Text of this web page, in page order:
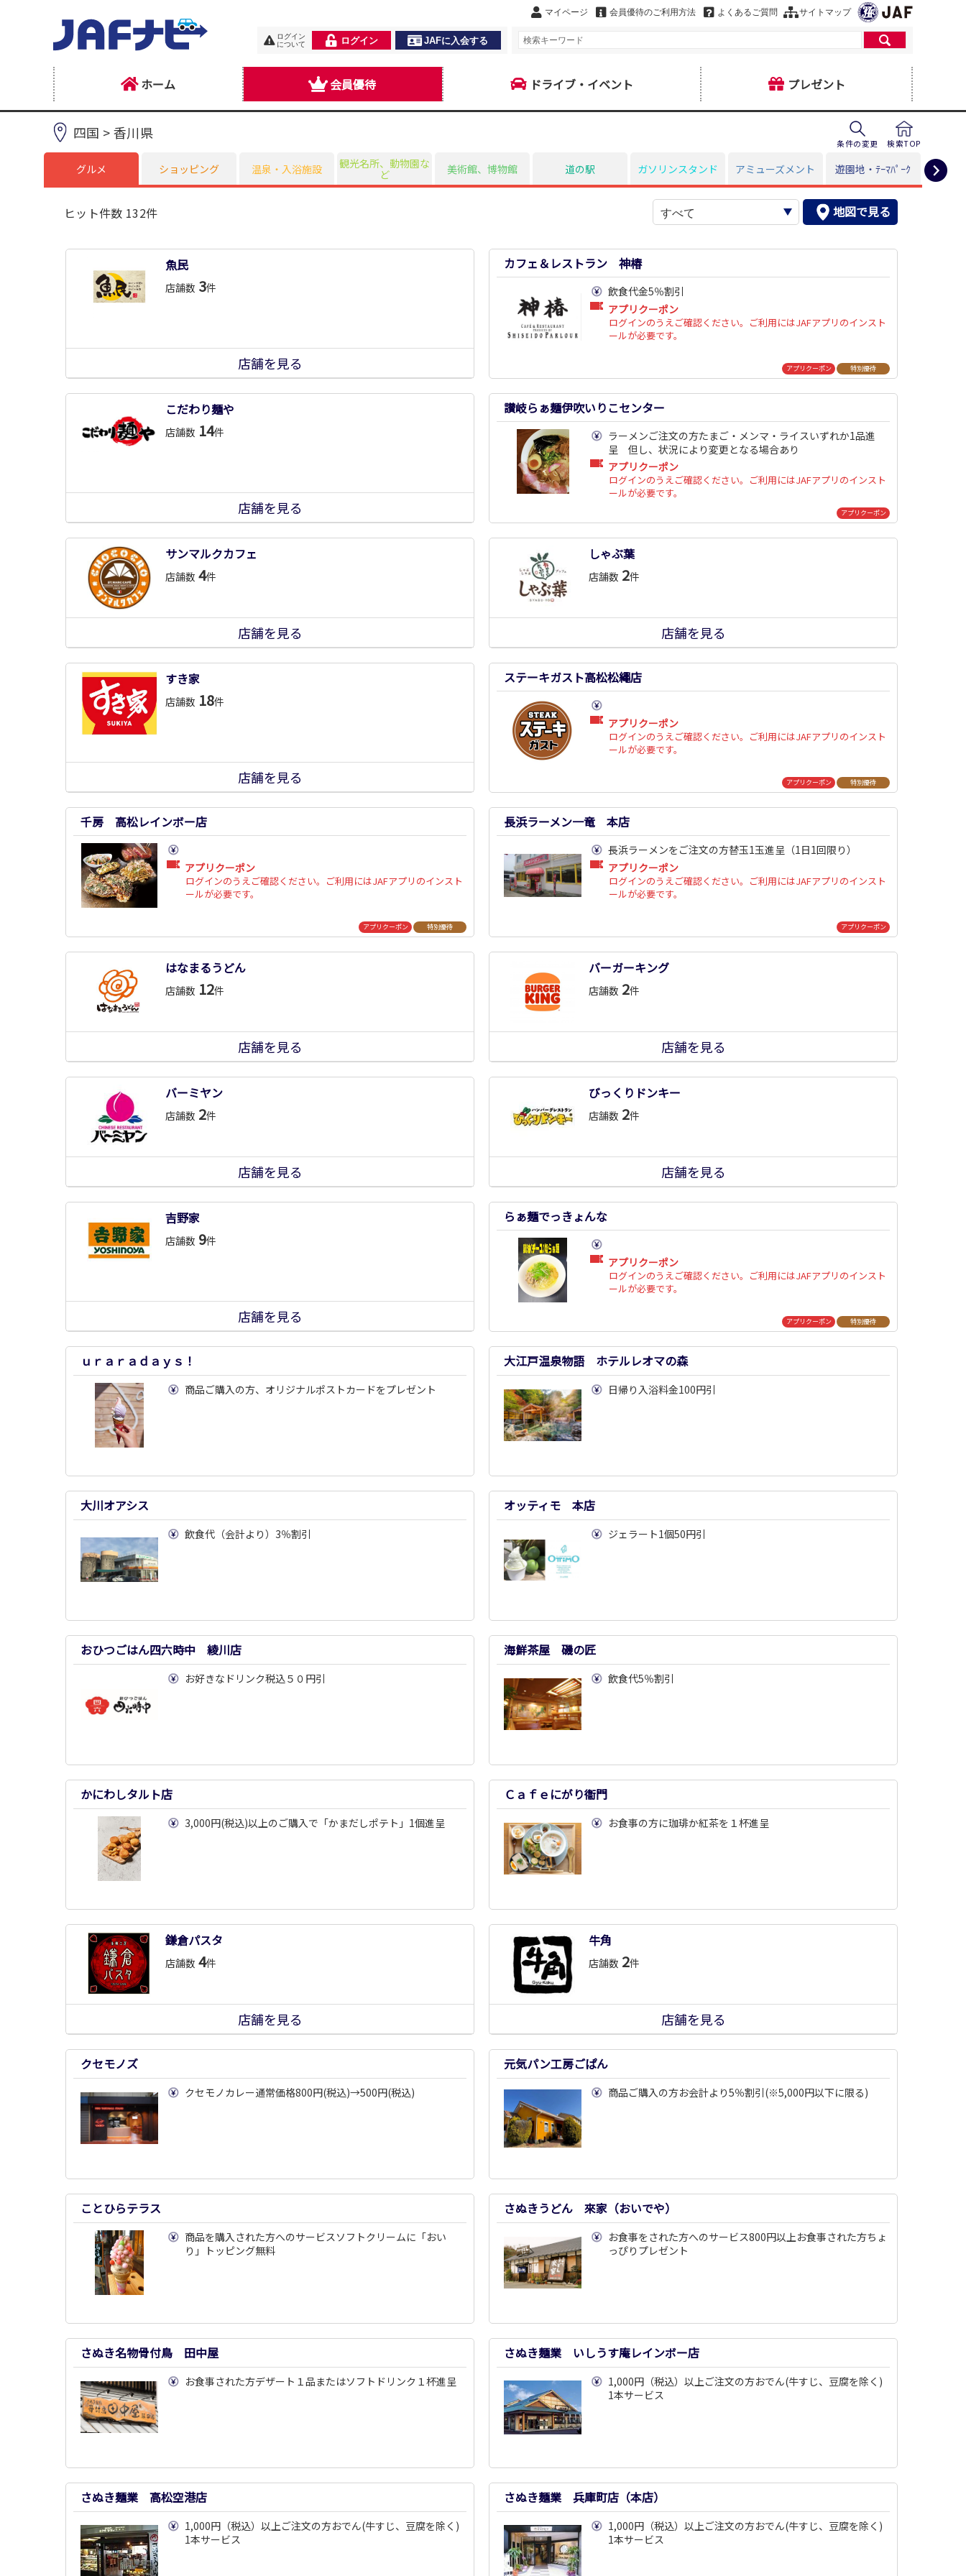
マイページ 会員優待のご利用方法 よくあるご質問 サイトマップ
ログイン
について
ログイン JAFに入会する
ホーム 会員優待 ドライブ・イベント プレゼント
四国 > 香川県
条件の変更 検索TOP
グルメ ショッピング 温泉・入浴施設
観光名所、動物園な
ど
美術館、博物館 道の駅 ガソリンスタンド アミューズメント 遊園地・ﾃｰﾏﾊﾟｰｸ
ヒット件数 132件 地図で見る
魚民
店舗数 3件
店舗を見る
カフェ＆レストラン 神椿
飲食代金5％割引
アプリクーポン
ログインのうえご確認ください。ご利用にはJAFアプリのインスト
ールが必要です。
アプリクーポン 特別優待
こだわり麺や
店舗数 14件
店舗を見る
讃岐らぁ麺伊吹いりこセンター
ラーメンご注文の方たまご・メンマ・ライスいずれか1品進
呈 但し、状況により変更となる場合あり
アプリクーポン
ログインのうえご確認ください。ご利用にはJAFアプリのインスト
ールが必要です。
アプリクーポン
サンマルクカフェ
店舗数 4件
店舗を見る
しゃぶ葉
店舗数 2件
店舗を見る
すき家
店舗数 18件
店舗を見る
ステーキガスト高松松繩店
アプリクーポン
ログインのうえご確認ください。ご利用にはJAFアプリのインスト
ールが必要です。
アプリクーポン 特別優待
千房 高松レインボー店
アプリクーポン
ログインのうえご確認ください。ご利用にはJAFアプリのインスト
ールが必要です。
アプリクーポン 特別優待
長浜ラーメン一竜 本店
長浜ラーメンをご注文の方替玉1玉進呈（1日1回限り）
アプリクーポン
ログインのうえご確認ください。ご利用にはJAFアプリのインスト
ールが必要です。
アプリクーポン
はなまるうどん
店舗数 12件
店舗を見る
バーガーキング
店舗数 2件
店舗を見る
バーミヤン
店舗数 2件
店舗を見る
びっくりドンキー
店舗数 2件
店舗を見る
吉野家
店舗数 9件
店舗を見る
らぁ麺でっきょんな
アプリクーポン
ログインのうえご確認ください。ご利用にはJAFアプリのインスト
ールが必要です。
アプリクーポン 特別優待
ｕｒａｒａｄａｙｓ！
商品ご購入の方、オリジナルポストカードをプレゼント
大江戸温泉物語 ホテルレオマの森
日帰り入浴料金100円引
大川オアシス
飲食代（会計より）3％割引
オッティモ 本店
ジェラート1個50円引
おひつごはん四六時中 綾川店
お好きなドリンク税込５０円引
海鮮茶屋 磯の匠
飲食代5％割引
かにわしタルト店
3,000円(税込)以上のご購入で「かまだしポテト」1個進呈
Ｃａｆｅにがり衞門
お食事の方に珈琲か紅茶を１杯進呈
鎌倉パスタ
店舗数 4件
店舗を見る
牛角
店舗数 2件
店舗を見る
クセモノズ
クセモノカレー通常価格800円(税込)→500円(税込)
元気パン工房ごぱん
商品ご購入の方お会計より5％割引(※5,000円以下に限る)
ことひらテラス
商品を購入された方へのサービスソフトクリームに「おい
り」トッピング無料
さぬきうどん 來家（おいでや）
お食事をされた方へのサービス800円以上お食事された方ちょ
っぴりプレゼント
さぬき名物骨付鳥 田中屋
お食事された方デザート１品またはソフトドリンク１杯進呈
さぬき麺業 いしうす庵レインボー店
1,000円（税込）以上ご注文の方おでん(牛すじ、豆腐を除く)
1本サービス
さぬき麺業 高松空港店
1,000円（税込）以上ご注文の方おでん(牛すじ、豆腐を除く)
1本サービス
さぬき麺業 兵庫町店（本店）
1,000円（税込）以上ご注文の方おでん(牛すじ、豆腐を除く)
1本サービス